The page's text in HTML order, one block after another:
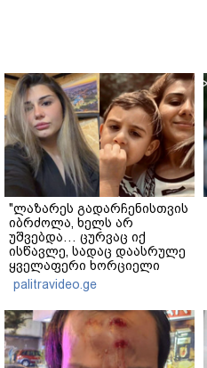
"ლაზარეს გადარჩენისთვის
იბრძოლა, ხელს არ
უშვებდა… ცურვაც იქ
ისწავლე, სადაც დაასრულე
ყველაფერი ხორციელი
ცხოვრებიდან" – რას წერს
ხობში დაღუპული დედა-
შვილის ახლობელი?
palitravideo.ge